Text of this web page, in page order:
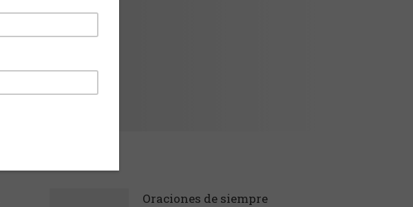
Oraciones de siempre